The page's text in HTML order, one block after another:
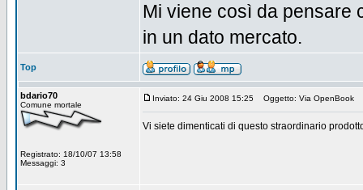
Mi viene così da pensare
in un dato mercato.
Top
bdario70
Comune mortale
Registrato: 18/10/07 13:58
Messaggi: 3
Inviato: 24 Giu 2008 15:25 Oggetto: Via OpenBook
Vi siete dimenticati di questo straordinario